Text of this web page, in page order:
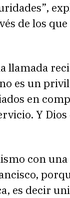
de los
llamada
es un
en
Y
con
es decir